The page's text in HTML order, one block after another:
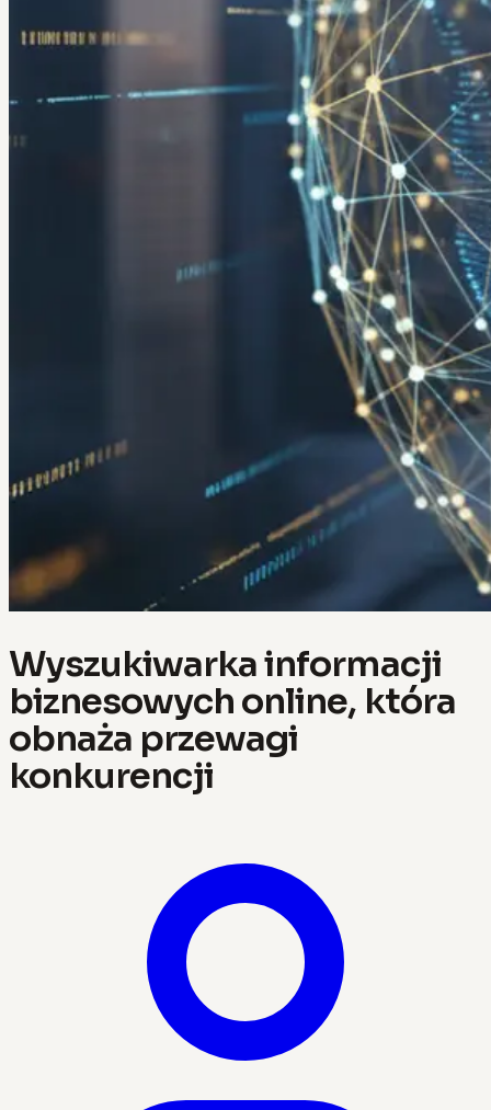
Wyszukiwarka informacji
biznesowych online, która
obnaża przewagi
konkurencji